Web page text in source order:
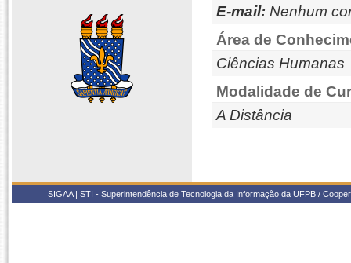
E-mail: Nenhum
Área de
Ciências Humanas
Modalidade de
A Distância
SIGAA | STI - Superintendência de Tecnologia da Informação da UFPB /